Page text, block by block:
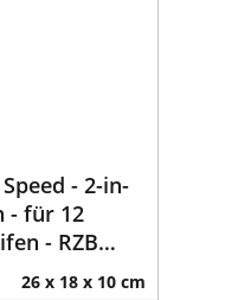
- 2-in-
- für 12
- RZB
26 x 18 x 10 cm